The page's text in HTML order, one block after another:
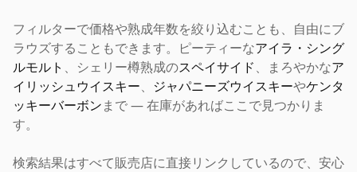
フィルターで価格や熟成年数を絞り込むことも、自由にブ
ラウズすることもできます。ピーティーなアイラ・シング
ルモルト 、シェリー樽熟成のスペイサイド、まろやかなア
イリッシュウイスキー、 ジャパニーズウイスキーやケンタ
ッキーバーボンまで — 在庫があればここで見つかりま
す。
検索結果はすべて販売店に直接リンクしているので、安心